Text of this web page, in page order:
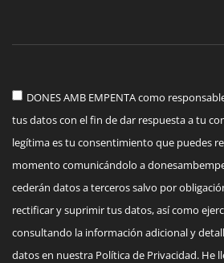
DONES AMB EMPENTA como
tus datos con el fin de dar respuesta a tu
legítima es tu consentimiento que puedes
momento comunicándolo a
cederán datos a terceros salvo por
rectificar y suprimir tus datos, así como
consultando la información adicional y
datos en nuestra Política de Privacidad. He